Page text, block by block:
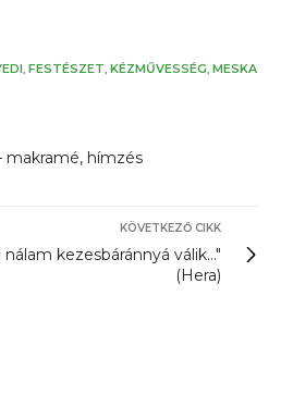
, FESTÉSZET, KÉZMŰVESSÉG, MESKA
makramé, hímzés
KÖVETKEZŐ CIKK
nálam kezesbáránnyá válik..."
(Hera)